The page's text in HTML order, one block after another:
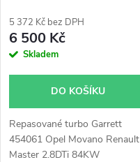
5 372 Kč bez DPH
6 500 Kč
Skladem
DO KOŠÍKU
Repasované turbo Garrett
454061 Opel Movano Renault
Master 2.8DTi 84KW